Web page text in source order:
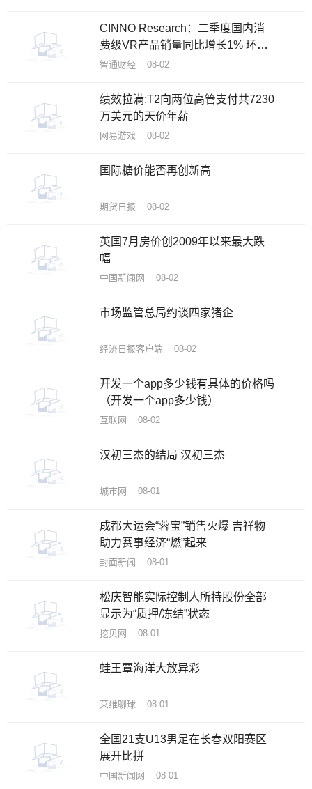
CINNO Research：二季度国内消
费级VR产品销量同比增长1% 环比
下滑10%
智通财经 08-02
绩效拉满:T2向两位高管支付共7230
万美元的天价年薪
网易游戏 08-02
国际糖价能否再创新高
期货日报 08-02
英国7月房价创2009年以来最大跌
幅
中国新闻网 08-02
市场监管总局约谈四家猪企
经济日报客户端 08-02
开发一个app多少钱有具体的价格吗
（开发一个app多少钱）
互联网 08-02
汉初三杰的结局 汉初三杰
城市网 08-01
成都大运会“蓉宝”销售火爆 吉祥物
助力赛事经济“燃”起来
封面新闻 08-01
松庆智能实际控制人所持股份全部
显示为“质押/冻结”状态
挖贝网 08-01
蛙王覃海洋大放异彩
莱维聊球 08-01
全国21支U13男足在长春双阳赛区
展开比拼
中国新闻网 08-01